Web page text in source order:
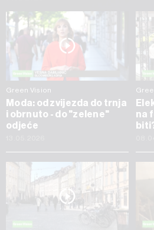
Green Vision
Moda: od zvijezda do trnja
i obrnuto - do "zelene"
odjeće
na